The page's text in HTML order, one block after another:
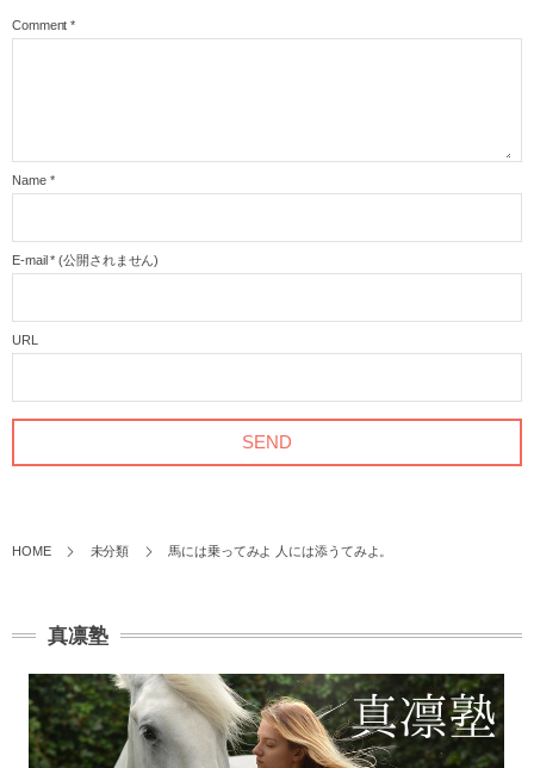
Comment *
Name *
E-mail * (公開されません)
URL
HOME 未分類 馬には乗ってみよ 人には添うてみよ。
真凛塾